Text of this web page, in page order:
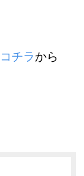
コチラから